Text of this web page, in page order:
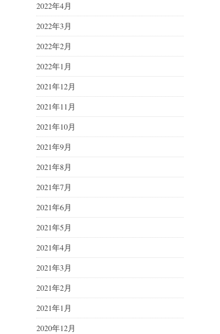
2022年4月
2022年3月
2022年2月
2022年1月
2021年12月
2021年11月
2021年10月
2021年9月
2021年8月
2021年7月
2021年6月
2021年5月
2021年4月
2021年3月
2021年2月
2021年1月
2020年12月